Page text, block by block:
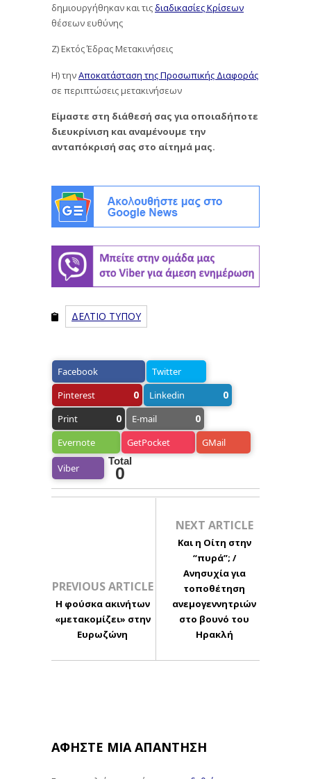
δημιουργήθηκαν και τιςδιαδικασίες Κρίσεων
θέσεων ευθύνης
Ζ) Εκτός Έδρας Μετακινήσεις
Η) τηνΑποκατάσταση της Προσωπικής Διαφοράς
σε περιπτώσεις μετακινήσεων
Είμαστε στη διάθεσή σας για οποιαδήποτε
διευκρίνιση και αναμένουμε την
ανταπόκρισή σας στο αίτημά μας.
ΔΕΛΤΙΟ ΤΥΠΟΥ
Facebook
Twitter
Pinterest
0 Linkedin 0
Print 0 E-mail 0
Evernote GetPocket GMail
Viber
Total
0
PREVIOUS ARTICLE
Η φούσκα ακινήτων
«μετακομίζει» στην
Ευρωζώνη
NEXT ARTICLE
Και η Οίτη στην
“πυρά”; /
Ανησυχία για
τοποθέτηση
ανεμογεννητριών
στο βουνό του
Ηρακλή
ΑΦΉΣΤΕ ΜΙΑ ΑΠΆΝΤΗΣΗ